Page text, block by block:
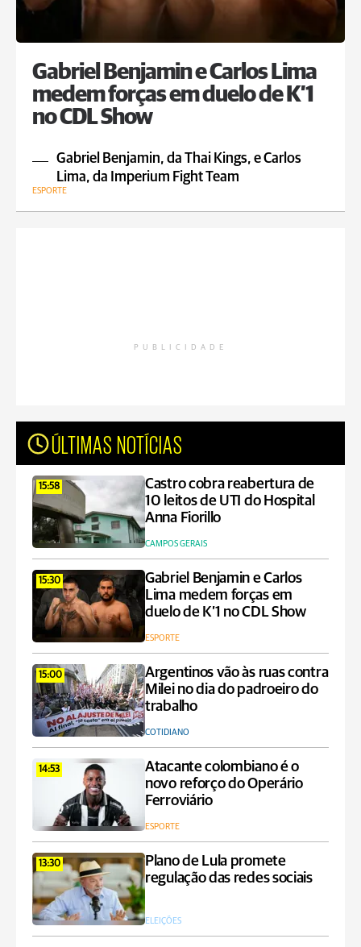
Gabriel Benjamin e Carlos Lima
medem forças em duelo de K’1
no CDL Show
Gabriel Benjamin, da Thai Kings, e Carlos
Lima, da Imperium Fight Team
ESPORTE
PUBLICIDADE
ÚLTIMAS NOTÍCIAS
15:58
Castro cobra reabertura de
10 leitos de UTI do Hospital
Anna Fiorillo
CAMPOS GERAIS
15:30
Gabriel Benjamin e Carlos
Lima medem forças em
duelo de K’1 no CDL Show
ESPORTE
15:00
Argentinos vão às ruas contra
Milei no dia do padroeiro do
trabalho
COTIDIANO
14:53
Atacante colombiano é o
novo reforço do Operário
Ferroviário
ESPORTE
13:30
Plano de Lula promete
regulação das redes sociais
ELEIÇÕES